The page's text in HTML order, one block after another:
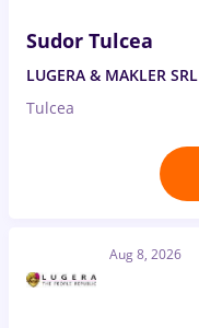
Sudor Tulcea
LUGERA & MAKLER SRL
Tulcea
Aug 8, 2026